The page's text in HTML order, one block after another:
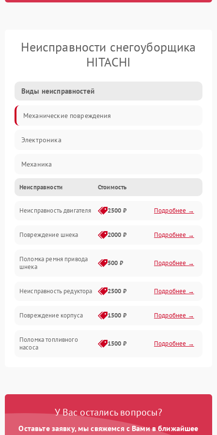
Неисправности снегоуборщика
HITACHI
Виды неисправностей
Механические повреждения
Электроника
Механика
Трансмиссия
Электропитание
Двигатель
Неисправности Стоимость
Неисправность двигателя 2500 ₽ Подробнее →
Повреждение шнека 2000 ₽ Подробнее →
Поломка ремня привода
шнека
500 ₽ Подробнее →
Неисправность редуктора 2500 ₽ Подробнее →
Повреждение корпуса 1500 ₽ Подробнее →
Поломка топливного
насоса
1500 ₽ Подробнее →
карбюратора
Подробнее →
У Вас остались вопросы?
Оставьте заявку, мы свяжемся с Вами в ближайшее